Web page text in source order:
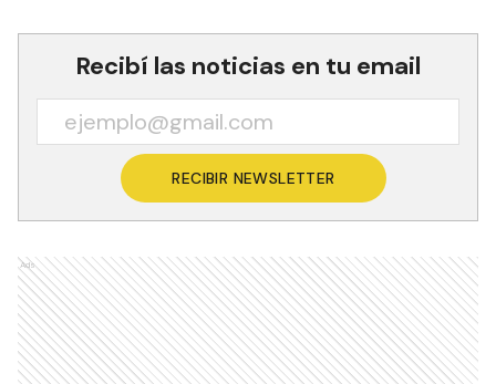
Recibí las noticias en tu email
RECIBIR NEWSLETTER
Ads